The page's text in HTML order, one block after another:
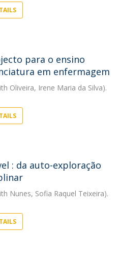
para o ensino
em enfermagem
Oliveira, Irene Maria da Silva).
: da auto-exploração
Nunes, Sofia Raquel Teixeira).